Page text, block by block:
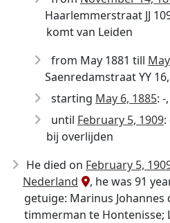
Haarlemmerstraat JJ
komt van Leiden
from May 1881 till
Saenredamstraat YY
starting May 6, 1885: -
until February 5, 1909:
bij overlijden
He died on February 5,
Nederland
, he was 91
getuige: Marinus Johannes
timmerman te Hontenisse;